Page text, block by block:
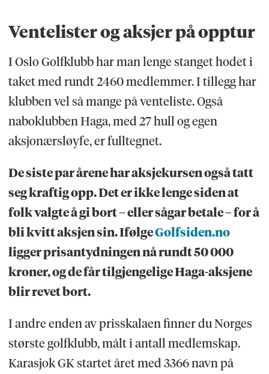
Ventelister og aksjer på opptur
I Oslo Golfklubb har man lenge stanget hodet i
taket med rundt 2460 medlemmer. I tillegg har
klubben vel så mange på venteliste. Også
naboklubben Haga, med 27 hull og egen
aksjonærsløyfe, er fulltegnet.
De siste par årene har aksjekursen også tatt
seg kraftig opp. Det er ikke lenge siden at
folk valgte å gi bort – eller sågar betale – for å
bli kvitt aksjen sin. IfølgeGolfsiden.no
ligger prisantydningen nå rundt 50 000
kroner, og de får tilgjengelige Haga-aksjene
blir revet bort.
I andre enden av prisskalaen finner du Norges
største golfklubb, målt i antall medlemskap.
Karasjok GK startet året med 3366 navn på